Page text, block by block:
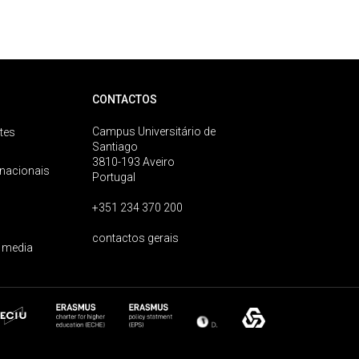
CONTACTOS
Campus Universitário de
Santiago
3810-193 Aveiro
Portugal
+351 234 370 200
contactos gerais